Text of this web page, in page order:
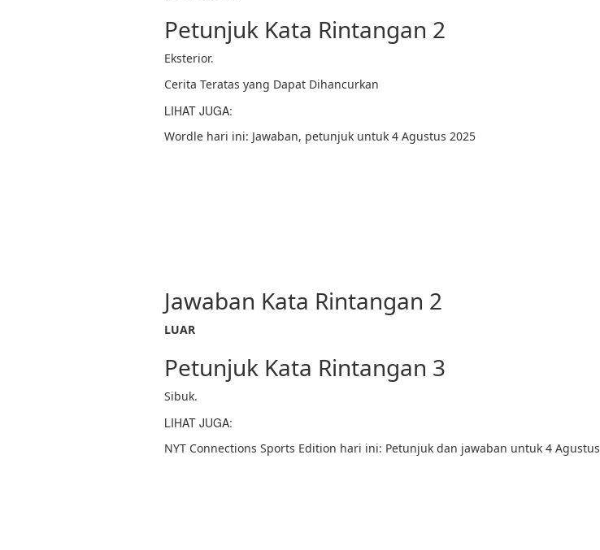
Petunjuk Kata Rintangan 2
Eksterior.
Cerita Teratas yang Dapat Dihancurkan
LIHAT JUGA:
Wordle hari ini: Jawaban, petunjuk untuk 4 Agustus 2025
Jawaban Kata Rintangan 2
LUAR
Petunjuk Kata Rintangan 3
Sibuk.
LIHAT JUGA:
NYT Connections Sports Edition hari ini: Petunjuk dan jawaban untuk 4 Agustus